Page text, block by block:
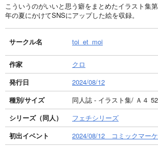
こういうのがいいと思う癖をまとめたイラスト集
年の夏にかけてSNSにアップした絵を収録。
サークル名 toi_et_moi
作家
クロ
発行日
2024/08/12
種別/サイズ
同人誌 - イラスト集/ Ａ４
シリーズ（同人）
フェチシリーズ
初出イベント
2024/08/12 コミックマーケ